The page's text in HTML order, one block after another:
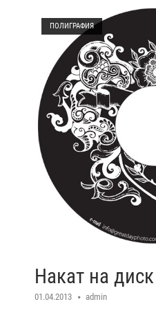
ПОЛИГРАФИЯ
Накат на диск
01.04.2013 admin